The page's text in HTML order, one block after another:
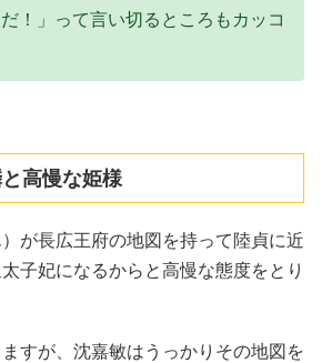
！」って言い切るところもカッコ
高慢な姫様
が長広王府の地図を持って陸貞に近
子妃になるからと高慢な態度をとり
すが、沈嘉敏はうっかりその地図を